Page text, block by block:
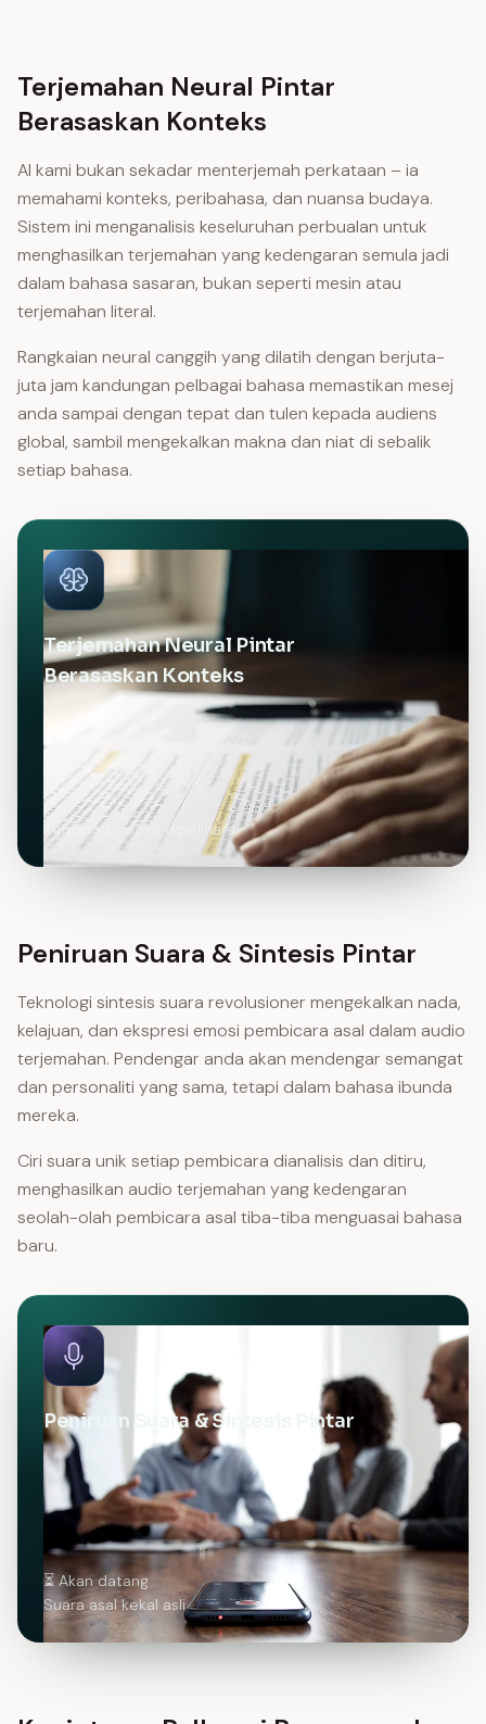
Terjemahan Neural Pintar
Berasaskan Konteks
AI kami bukan sekadar menterjemah perkataan – ia
memahami konteks, peribahasa, dan nuansa budaya.
Sistem ini menganalisis keseluruhan perbualan untuk
menghasilkan terjemahan yang kedengaran semula jadi
dalam bahasa sasaran, bukan seperti mesin atau
terjemahan literal.
Rangkaian neural canggih yang dilatih dengan berjuta-
juta jam kandungan pelbagai bahasa memastikan mesej
anda sampai dengan tepat dan tulen kepada audiens
global, sambil mengekalkan makna dan niat di sebalik
setiap bahasa.
Terjemahan Neural Pintar
Berasaskan Konteks
Konteks budaya dipelihara
Peniruan Suara & Sintesis Pintar
Teknologi sintesis suara revolusioner mengekalkan nada,
kelajuan, dan ekspresi emosi pembicara asal dalam audio
terjemahan. Pendengar anda akan mendengar semangat
dan personaliti yang sama, tetapi dalam bahasa ibunda
mereka.
Ciri suara unik setiap pembicara dianalisis dan ditiru,
menghasilkan audio terjemahan yang kedengaran
seolah-olah pembicara asal tiba-tiba menguasai bahasa
baru.
Peniruan Suara & Sintesis Pintar
⏳ Akan datang
Suara asal kekal asli